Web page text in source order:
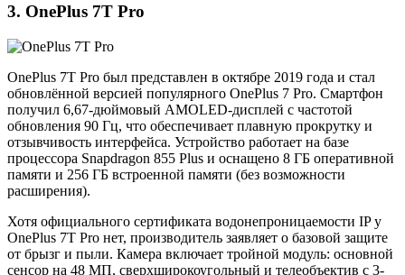
3. OnePlus 7T Pro
OnePlus 7T Pro был представлен в октябре 2019 года и стал
обновлённой версией популярного OnePlus 7 Pro. Смартфон
получил 6,67-дюймовый AMOLED-дисплей с частотой
обновления 90 Гц, что обеспечивает плавную прокрутку и
отзывчивость интерфейса. Устройство работает на базе
процессора Snapdragon 855 Plus и оснащено 8 ГБ оперативной
памяти и 256 ГБ встроенной памяти (без возможности
расширения).
Хотя официального сертификата водонепроницаемости IP у
OnePlus 7T Pro нет, производитель заявляет о базовой защите
от брызг и пыли. Камера включает тройной модуль: основной
сенсор на 48 МП, сверхширокоугольный и телеобъектив с 3-